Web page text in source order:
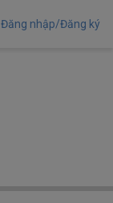
Đăng nhập/Đăng ký